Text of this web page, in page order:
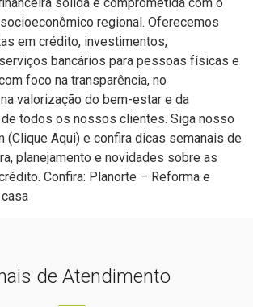
sólida e comprometida com o
regional. Oferecemos
em crédito, investimentos,
bancários para pessoas físicas e
foco na transparência, no
valorização do bem-estar e da
todos os nossos clientes. Siga nosso
(Clique Aqui) e confira dicas semanais de
planejamento e novidades sobre as
Confira: Planorte – Reforma e
de Atendimento